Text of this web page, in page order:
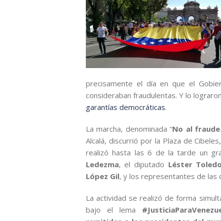
precisamente el día en que el
consideraban fraudulentas. Y lo
garantías democráticas.
La marcha, denominada “No al
Alcalá, discurrió por la Plaza de
realizó hasta las 6 de la tarde un
Ledezma, el diputado Léster
López Gil, y los representantes de las
La actividad se realizó de forma
bajo el lema